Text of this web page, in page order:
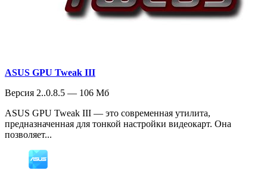
ASUS GPU Tweak III
Версия 2..0.8.5 — 106 Мб
ASUS GPU Tweak III — это современная утилита,
предназначенная для тонкой настройки видеокарт. Она
позволяет...